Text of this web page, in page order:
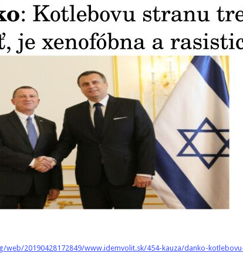
web/20190428172849/www.idemvolit.sk/454-kauza/danko-